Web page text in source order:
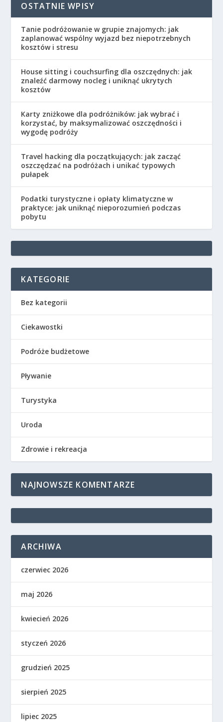
OSTATNIE WPISY
Tanie podróżowanie w grupie znajomych: jak
zaplanować wspólny wyjazd bez niepotrzebnych
kosztów i stresu
House sitting i couchsurfing dla oszczędnych: jak
znaleźć darmowy nocleg i uniknąć ukrytych
kosztów
Karty zniżkowe dla podróżników: jak wybrać i
korzystać, by maksymalizować oszczędności i
wygodę podróży
Travel hacking dla początkujących: jak zacząć
oszczędzać na podróżach i unikać typowych
pułapek
Podatki turystyczne i opłaty klimatyczne w
praktyce: jak uniknąć nieporozumień podczas
pobytu
KATEGORIE
Bez kategorii
Ciekawostki
Podróże budżetowe
Pływanie
Turystyka
Uroda
Zdrowie i rekreacja
NAJNOWSZE KOMENTARZE
ARCHIWA
czerwiec 2026
maj 2026
kwiecień 2026
styczeń 2026
grudzień 2025
sierpień 2025
lipiec 2025